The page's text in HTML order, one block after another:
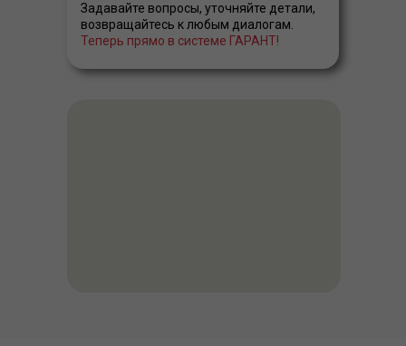
Задавайте вопросы, уточняйте детали,
возвращайтесь к любым диалогам.
Теперь прямо в системе ГАРАНТ!